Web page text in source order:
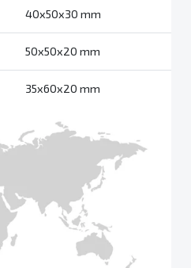
40x50x30 mm
50x50x20 mm
35x60x20 mm